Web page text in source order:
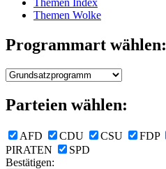
Themen Wolke
Programmart wählen:
Parteien wählen:
AFD CDU CSU FDP
PIRATEN
SPD
Bestätigen: